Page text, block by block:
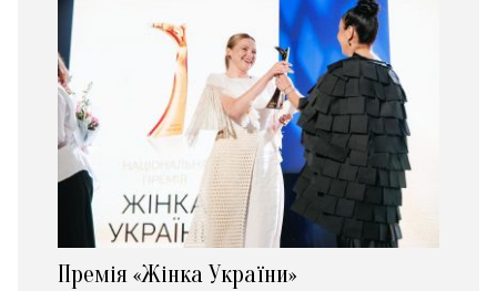
Премія «Жінка України»